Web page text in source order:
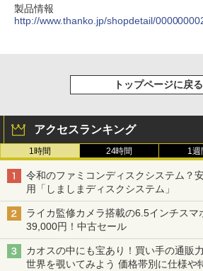
製品情報
http://www.thanko.jp/shopdetail/
トップページに戻る
アクセスランキング
1時間 24時間 1週
令和のファミコンディスクシステム？
用「しましまディスクシステム」
ライカ監修カメラ搭載の6.5インチスマ
39,000円！中古セール
カオスの中にも宝あり！買い手の通販
世界を覗いてみよう 価格帯別に仕様や